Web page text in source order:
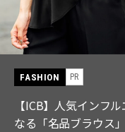
FASHION PR
【ICB】人気インフ
なる「名品ブラウス